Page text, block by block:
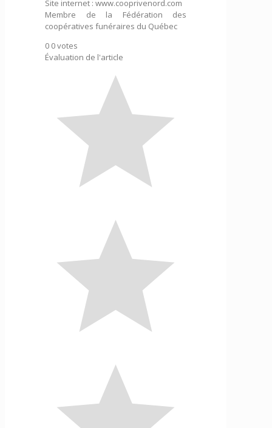
Site internet : www.cooprivenord.com
Membre de la Fédération des
coopératives funéraires du Québec
0 0votes
Évaluation de l'article